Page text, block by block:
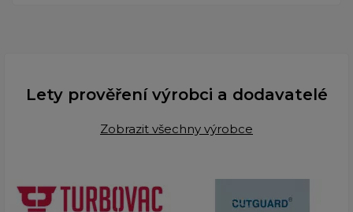
Lety prověření výrobci a dodavatelé
Zobrazit všechny výrobce